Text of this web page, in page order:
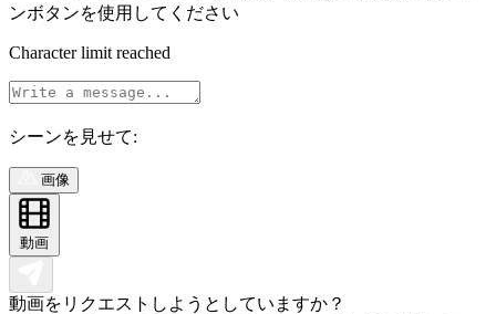
ンボタンを使用してください
Character limit reached
シーンを見せて:
画像
動画
動画をリクエストしようとしていますか？